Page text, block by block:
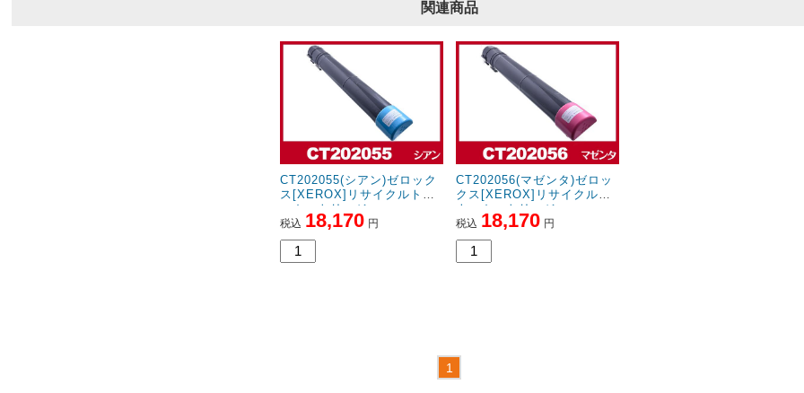
関連商品
CT202055(シアン)ゼロック
ス[XEROX]リサイクルトナ
ーカートリッジ
税込 18,170 円
CT202056(マゼンタ)ゼロッ
クス[XEROX]リサイクルト
ナーカートリッジ
税込 18,170 円